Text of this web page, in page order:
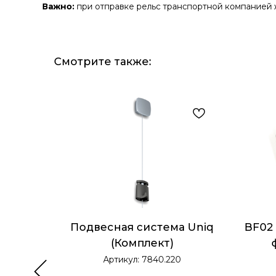
Важно: при отправке рельс транспортной
Смотрите также:
Подвесная система Uniq
(Комплект)
Артикул: 7840.220